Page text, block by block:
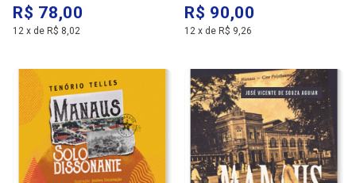
R$ 78,00
12 x de R$ 8,02
R$ 90,00
12 x de R$ 9,26